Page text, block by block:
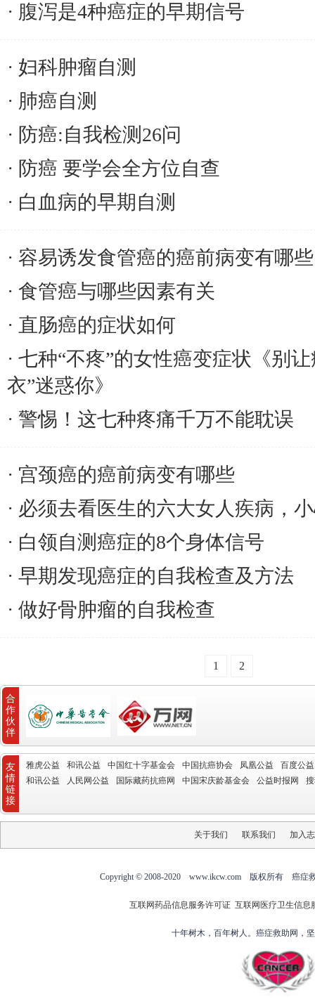
腹泻是4种癌症的早期信号
妇科肿瘤自测
肺癌自测
防癌:自我检测26问
防癌 要学会全方位自查
白血病的早期自测
容易诱发食管癌的癌前病变有哪
食管癌与哪些因素有关
直肠癌的症状如何
七种“不疼”的女性癌变症状《别
衣”迷惑你》
警惕！这七种疼痛千万不能耽误
宫颈癌的癌前病变有哪些
必须去看医生的六大女人疾病，
白领自测癌症的8个身体信号
早期发现癌症的自我检查及方法
做好骨肿瘤的自我检查
1 2
合
作
伙
伴
友
情
链
接
雅虎公益 和讯公益 中国红十字基金会 中国抗癌协会 凤凰公益
百度公益
和讯公益
人民网公益 国际藏药抗癌网 中国宋庆龄基金会 公益时报网
关于我们 联系我们 加入
Copyright © 2008-2020 www.ikcw.com 版权所有 癌症
互联网药品信息服务许可证 互联网医疗卫生信息
十年树木，百年树人。癌症救助网，